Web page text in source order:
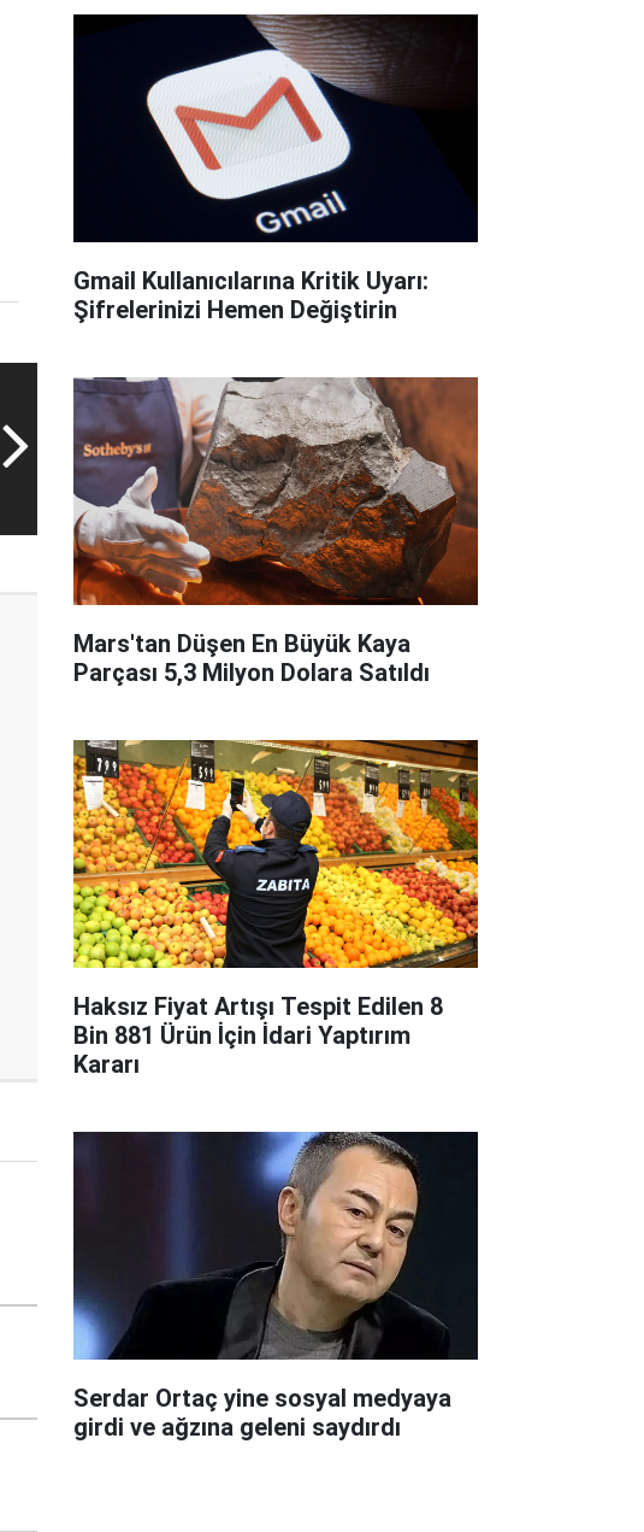
Gmail Kullanıcılarına Kritik Uyarı:
Şifrelerinizi Hemen Değiştirin
Mars'tan Düşen En Büyük Kaya
Parçası 5,3 Milyon Dolara Satıldı
Haksız Fiyat Artışı Tespit Edilen 8
Bin 881 Ürün İçin İdari Yaptırım
Kararı
Serdar Ortaç yine sosyal medyaya
girdi ve ağzına geleni saydırdı